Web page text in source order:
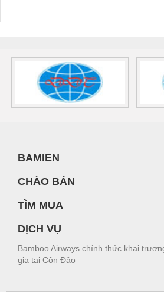
BAMIEN
CHÀO BÁN
TÌM MUA
DỊCH VỤ
Bamboo Airways chính thức khai
gia tại Côn Đảo